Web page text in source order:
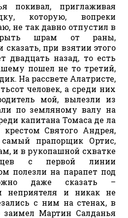
покивал, приглаживая
которую, вопреки
не так давно отпустил в
шрам от раны,
сказать, при взятии этого
двадцать назад, то есть
пошел не то третий,
На рассвете Алатристе,
человек, а среди них
мой, вылезли из
по земляному валу на
капитана Томаса де ла
Святого Андрея,
самый прапорщик Ортис,
и в рукопашной схватке
с первой линии
полезли на парапет под
даже сказать –
неприятеля и никак не
с ним на стенах, в
заимел Мартин Салданья